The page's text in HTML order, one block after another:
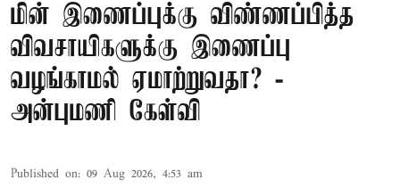
மின் இணைப்புக்கு விண்ணப்பித்த
விவசாயிகளுக்கு இணைப்பு
வழங்காமல் ஏமாற்றுவதா? -
அன்புமணி கேள்வி
Published on: 09 Aug 2026, 4:53 am